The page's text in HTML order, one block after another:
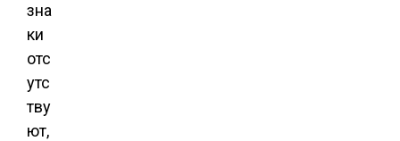
зна
ки
отс
утс
тву
ют,